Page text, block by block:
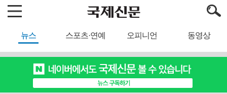
뉴스 스포츠·연예 오피니언 동영상